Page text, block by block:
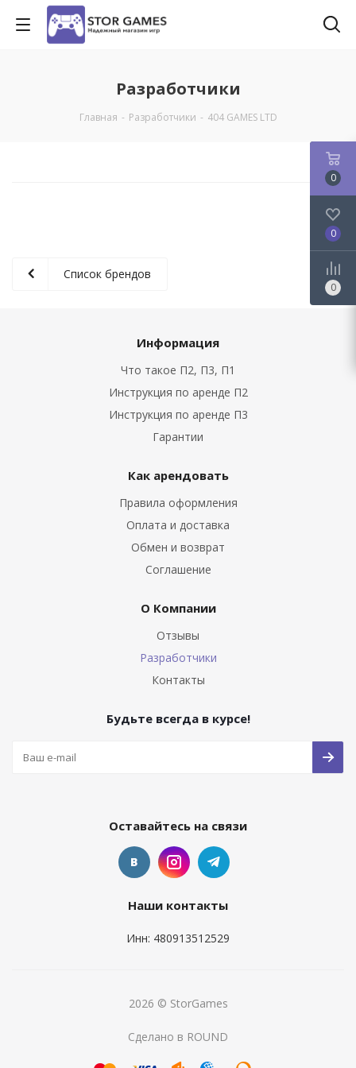
Разработчики
Главная - Разработчики - 404 GAMES LTD
Список брендов
Информация
Что такое П2, П3, П1
Инструкция по аренде П2
Инструкция по аренде П3
Гарантии
Как арендовать
Правила оформления
Оплата и доставка
Обмен и возврат
Соглашение
О Компании
Отзывы
Разработчики
Контакты
Будьте всегда в курсе!
Оставайтесь на связи
Наши контакты
Инн: 480913512529
2026 © StorGames
Сделано в ROUND
0
0
0